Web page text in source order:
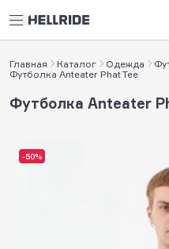
Главная Каталог Одежда
Футболка Anteater Phat Tee
-50%
Футболка Anteater